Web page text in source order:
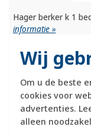
Wij
Om u de beste
cookies voor
advertenties.
alleen
Hager berker k 1
informatie »
Verwachte
1-2 weken
Huidige
0 stuk(s)
9,95